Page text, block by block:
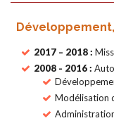
2017 – 2018 :
2008 - 2016 :
Modélisation